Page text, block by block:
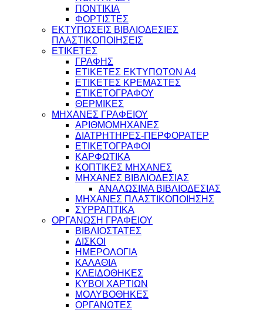
ΠΟΝΤΙΚΙΑ
ΦΟΡΤΙΣΤΕΣ
ΕΚΤΥΠΩΣΕΙΣ ΒΙΒΛΙΟΔΕΣΙΕΣ
ΠΛΑΣΤΙΚΟΠΟΙΗΣΕΙΣ
ΕΤΙΚΕΤΕΣ
ΓΡΑΦΗΣ
ΕΤΙΚΕΤΕΣ ΕΚΤΥΠΩΤΩΝ Α4
ΕΤΙΚΕΤΕΣ ΚΡΕΜΑΣΤΕΣ
ΕΤΙΚΕΤΟΓΡΑΦΟΥ
ΘΕΡΜΙΚΕΣ
ΜΗΧΑΝΕΣ ΓΡΑΦΕΙΟΥ
ΑΡΙΘΜΟΜΗΧΑΝΕΣ
ΔΙΑΤΡΗΤΗΡΕΣ-ΠΕΡΦΟΡΑΤΕΡ
ΕΤΙΚΕΤΟΓΡΑΦΟΙ
ΚΑΡΦΩΤΙΚΑ
ΚΟΠΤΙΚΕΣ ΜΗΧΑΝΕΣ
ΜΗΧΑΝΕΣ ΒΙΒΛΙΟΔΕΣΙΑΣ
ΑΝΑΛΩΣΙΜΑ ΒΙΒΛΙΟΔΕΣΙΑΣ
ΜΗΧΑΝΕΣ ΠΛΑΣΤΙΚΟΠΟΙΗΣΗΣ
ΣΥΡΡΑΠΤΙΚΑ
ΟΡΓΑΝΩΣΗ ΓΡΑΦΕΙΟΥ
ΒΙΒΛΙΟΣΤΑΤΕΣ
ΔΙΣΚΟΙ
ΗΜΕΡΟΛΟΓΙΑ
ΚΑΛΑΘΙΑ
ΚΛΕΙΔΟΘΗΚΕΣ
ΚΥΒΟΙ ΧΑΡΤΙΩΝ
ΜΟΛΥΒΟΘΗΚΕΣ
ΟΡΓΑΝΩΤΕΣ